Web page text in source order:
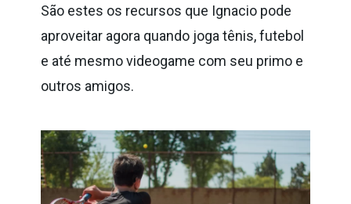
São estes os recursos que Ignacio pode
aproveitar agora quando joga tênis, futebol
e até mesmo videogame com seu primo e
outros amigos.